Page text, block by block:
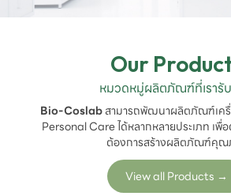
Our
หมวดหมู่ผลิตภัณฑ์ที่เรารั
Bio-Coslabสามารถพัฒนาผลิตภัณฑ์เครื่
Personal Care ได้หลากหลายประเภท เ
ต้องการสร้างผลิตภัณฑ์คุณ
View all Products →